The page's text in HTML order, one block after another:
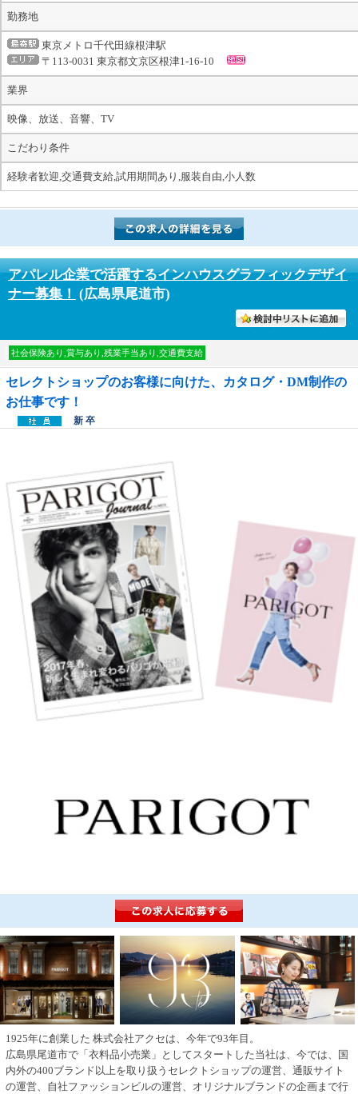
勤務地
東京メトロ千代田線根津駅
〒113-0031 東京都文京区根津1-16-10
業界
映像、放送、音響、TV
こだわり条件
経験者歓迎,交通費支給,試用期間あり,服装自由,小人数
アパレル企業で活躍するインハウスグラフィックデザイ
ナー募集！ (広島県尾道市)
社会保険あり,賞与あり,残業手当あり,交通費支給
セレクトショップのお客様に向けた、カタログ・DM制作の
お仕事です！
新 卒
1925年に創業した 株式会社アクセは、今年で93年目。
広島県尾道市で「衣料品小売業」としてスタートした当社は、今では、国
内外の400ブランド以上を取り扱うセレクトショップの運営、通販サイト
の運営、自社ファッションビルの運営、オリジナルブランドの企画まで行